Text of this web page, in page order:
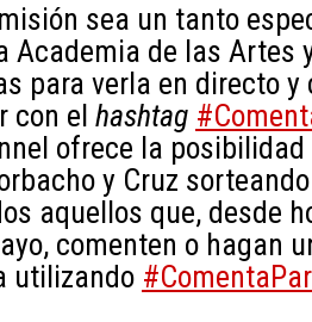
sea un tanto
Academia de las Artes
para verla en directo
con el hashtag
ofrece la
y Cruz
aquellos que, desde
comenten o hagan
utilizando